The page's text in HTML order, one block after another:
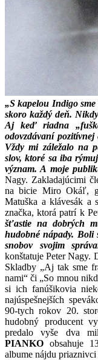
„S kapelou Indigo
skoro každý deň.
Aj keď riadna
odovzdávaní
Vždy mi záležalo na
slov, ktoré sa iba
význam. A moje
Nagy. Zakladajúcimi
na bicie Miro Okáľ,
Matuška a klávesák a
značka, ktorá patrí k
šťastie na dobrých
hudobné nápady.
snobov svojim
konštatuje Peter Nagy.
Skladby „Aj tak sme
nami“ či „So mnou
si ich fanúšikovia
najúspešnejších
90-tych rokov 20.
hudobný producent
predalo vyše dva
PIANKO obsahuje
albume nájdu